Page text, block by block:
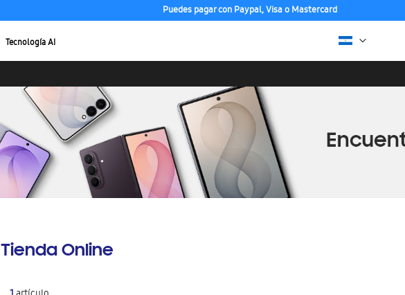
Puedes pagar con Paypal, Visa o Mastercard
Tecnología AI
Tienda Online